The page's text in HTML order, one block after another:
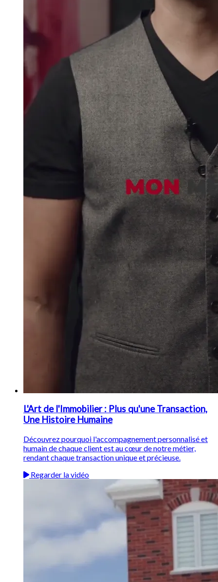
L'Art de l'Immobilier : Plus qu'une Transaction,
Une Histoire Humaine
Découvrez pourquoi l'accompagnement personnalisé et
humain de chaque client est au cœur de notre métier,
rendant chaque transaction unique et précieuse.
Regarder la vidéo